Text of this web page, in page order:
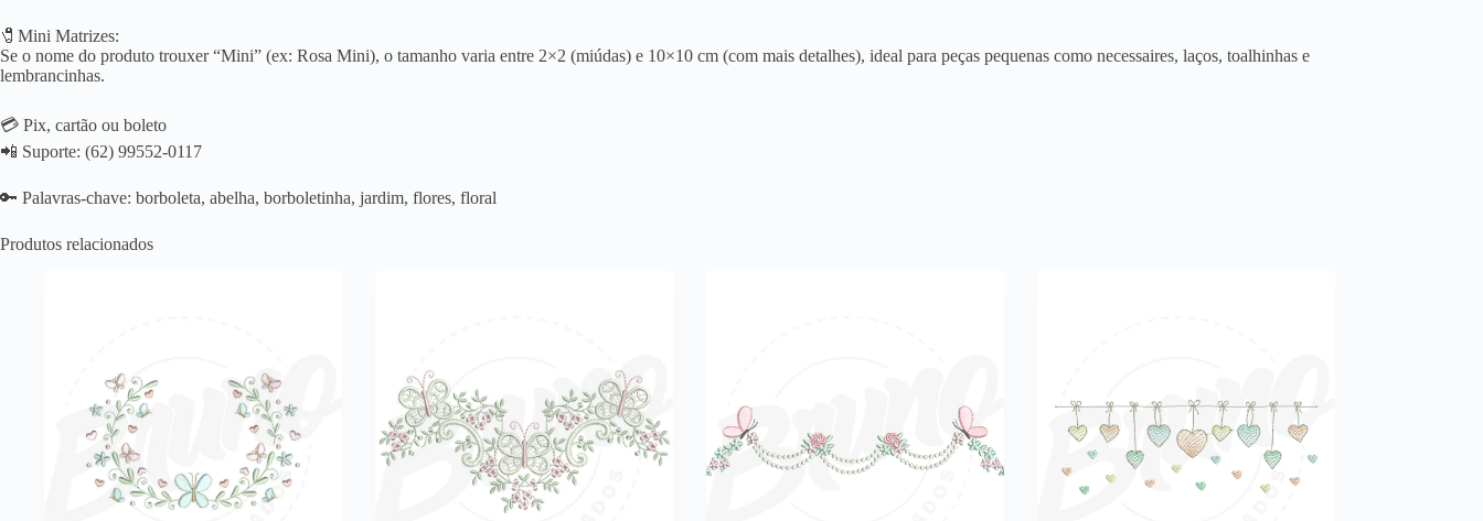
🧷Mini Matrizes:
Se o nome do produto trouxer “Mini” (ex: Rosa Mini), o tamanho varia entre 2×2 (miúdas) e 10×10 cm (com mais detalhes), ideal para peças pequenas como necessaires, laços, toalhinhas e
lembrancinhas.
💳 Pix, cartão ou boleto
📲 Suporte: (62) 99552-0117
🔑 Palavras-chave: borboleta, abelha, borboletinha, jardim, flores, floral
Produtos relacionados